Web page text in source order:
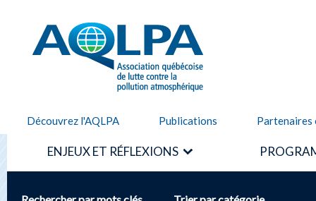
AQLPA
Découvrez l'AQLPA Publications Partenaires
ENJEUX ET RÉFLEXIONS